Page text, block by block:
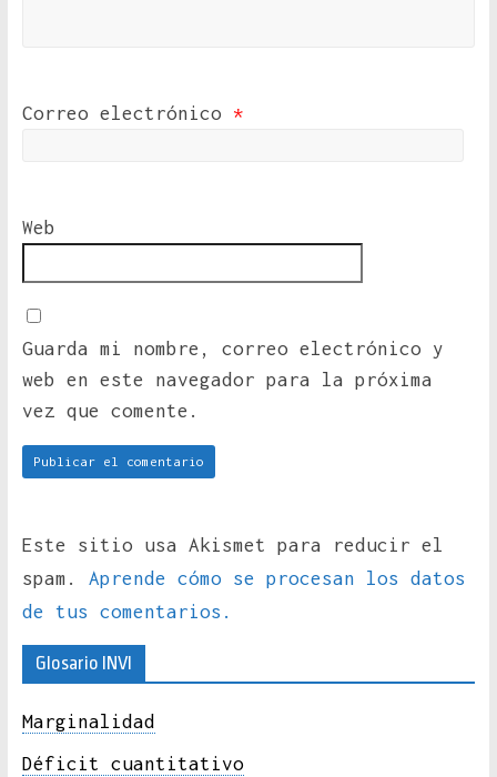
Correo electrónico *
Web
Guarda mi nombre, correo electrónico y
web en este navegador para la próxima
vez que comente.
Este sitio usa Akismet para reducir el
spam. Aprende cómo se procesan los datos
de tus comentarios.
Glosario INVI
Marginalidad
Déficit cuantitativo